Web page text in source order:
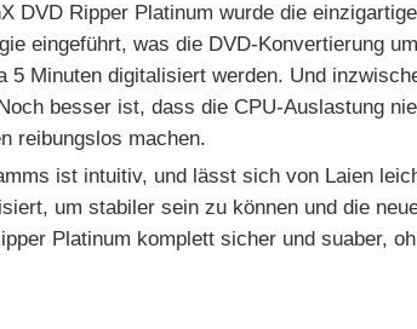
DVD Ripper Platinum wurde die
eingeführt, was die DVD-Konvertierung um
5 Minuten digitalisiert werden. Und
besser ist, dass die CPU-Auslastung
reibungslos machen.
ist intuitiv, und lässt sich von Laien
um stabiler sein zu können und die
Platinum komplett sicher und suaber,